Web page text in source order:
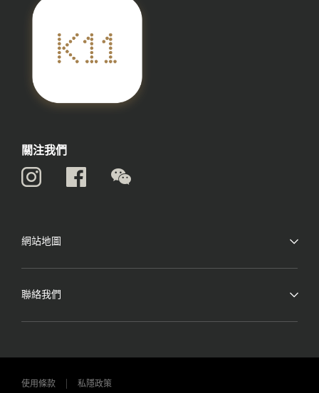
關注我們
網站地圖
聯絡我們
使用條款 私隱政策